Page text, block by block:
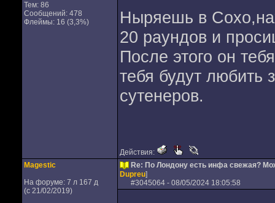
Тем: 86
Сообщений: 478
Флеймы: 16 (3,3%)
Ныряешь в
20 раундов и
После этого он
тебя будут любить
сутенеров.
Действия:
Magestic
На форуме: 7 л 167 д
(с 21/02/2019)
Re: По Лондону есть инфа свежая?
Dupreu]
#3045064- 08/05/2024 18:05:58